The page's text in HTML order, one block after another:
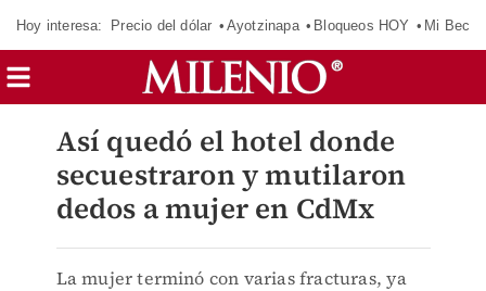
Hoy interesa: Precio del dólar Ayotzinapa Bloqueos HOY Mi Beca
Así quedó el hotel donde
secuestraron y mutilaron
dedos a mujer en CdMx
La mujer terminó con varias fracturas, ya